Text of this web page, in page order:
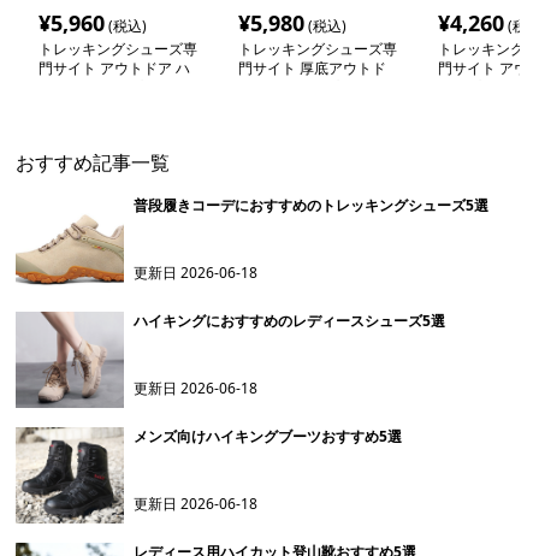
¥5,960(税込)
トレッキングシューズ専
門サイト アウトドア ハ
¥5,980(税込)
トレッキングシューズ専
門サイト 厚底アウトド
¥4,260(税
トレッキング
門サイト アウ
おすすめ記事一覧
普段履きコーデにおすすめのトレッキングシューズ5選
更新日2026-06-18
ハイキングにおすすめのレディースシューズ5選
更新日2026-06-18
メンズ向けハイキングブーツおすすめ5選
更新日2026-06-18
レディース用ハイカット登山靴おすすめ5選